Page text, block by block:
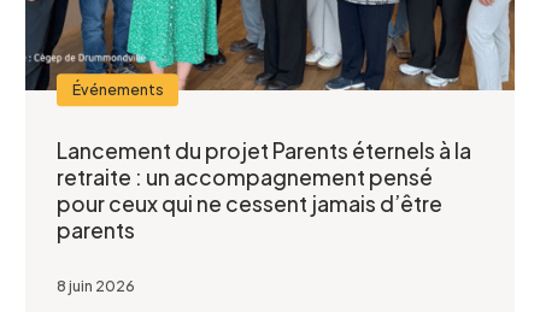
Événements
Lancement du projet Parents éternels à la
retraite : un accompagnement pensé
pour ceux qui ne cessent jamais d’être
parents
8 juin 2026